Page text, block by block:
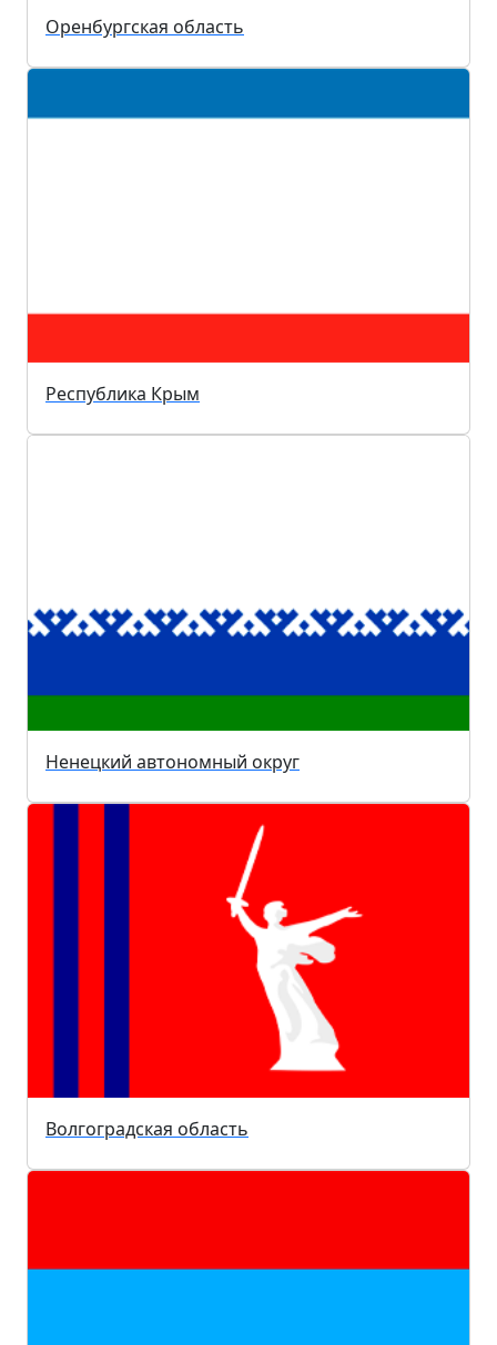
Оренбургская область
Республика Крым
Ненецкий автономный округ
Волгоградская область